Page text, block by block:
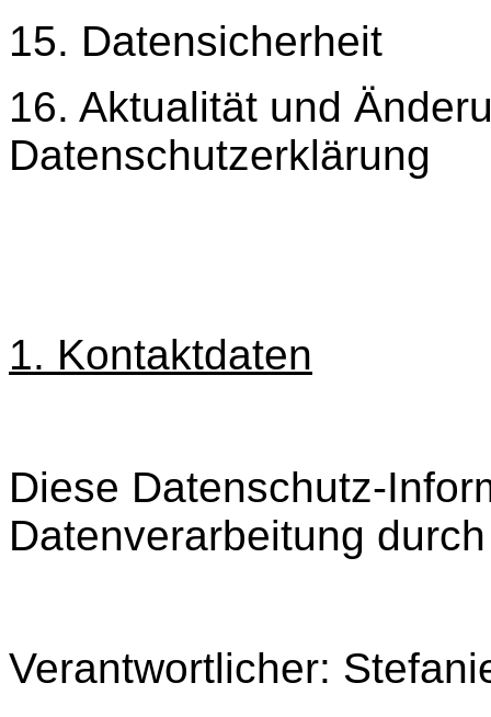
15. Datensicherheit
16. Aktualität und
Datenschutzerklärung
1. Kontaktdaten
Diese Datenschutz-
Datenverarbeitung
Verantwortlicher: